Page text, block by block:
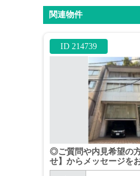
関連物件
ID 214739
◎ご質問や内見希望の
せ】からメッセージを
◎※お電話はお控えく